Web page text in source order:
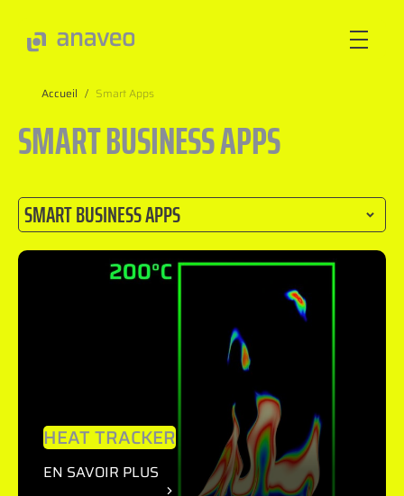
SECTEURS
TECHNOLOGIQUES
RESSOURCES
Accueil / Smart Apps
SMART BUSINESS APPS
HEAT TRACKER
EN SAVOIR PLUS